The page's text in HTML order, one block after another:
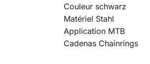
Couleur schwarz
Matériel Stahl
Application MTB
Cadenas Chainrings